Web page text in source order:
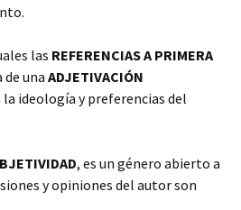
las REFERENCIAS A PRIMERA
unaADJETIVACIÓN
ideología y preferencias del
, es un género abierto a
y opiniones del autor son